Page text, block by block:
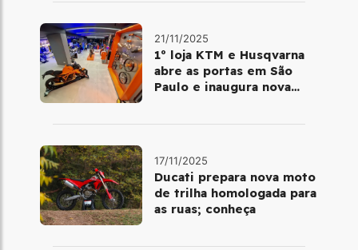
21/11/2025
1º loja KTM e Husqvarna
abre as portas em São
Paulo e inaugura nova
17/11/2025
Ducati prepara nova moto
de trilha homologada para
as ruas; conheça